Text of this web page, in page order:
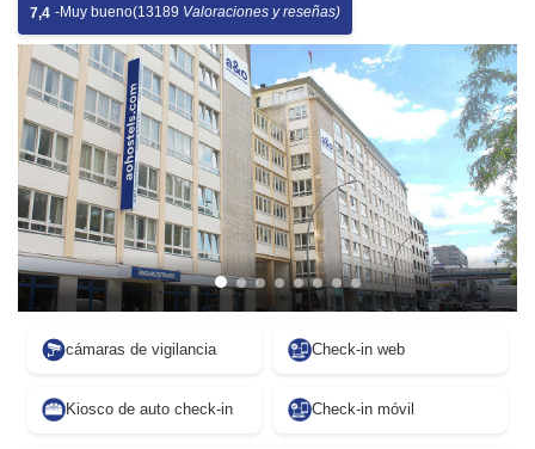
7,4 -Muy bueno(13189 Valoraciones y reseñas)
cámaras de vigilancia Check-in web
Kiosco de auto check-in Check-in móvil